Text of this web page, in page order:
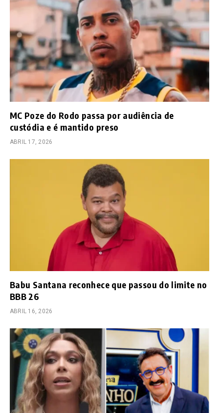
MC Poze do Rodo passa por audiência de
custódia e é mantido preso
ABRIL 17, 2026
Babu Santana reconhece que passou do limite no
BBB 26
ABRIL 16, 2026